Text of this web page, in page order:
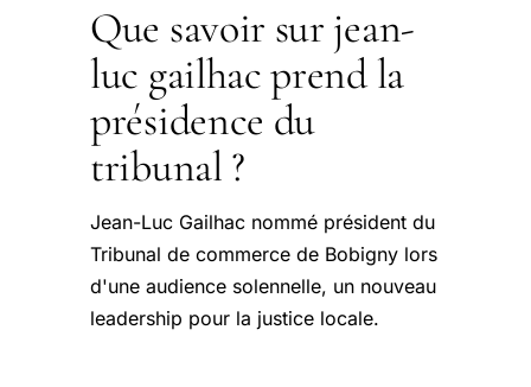
Que savoir sur jean-
luc gailhac prend la
présidence du
tribunal ?
Jean-Luc Gailhac nommé président du
Tribunal de commerce de Bobigny lors
d'une audience solennelle, un nouveau
leadership pour la justice locale.